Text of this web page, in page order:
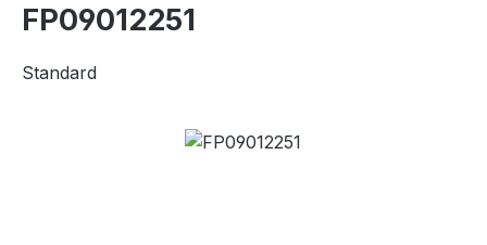
FP09012251
Standard
Bildergalerie überspringen